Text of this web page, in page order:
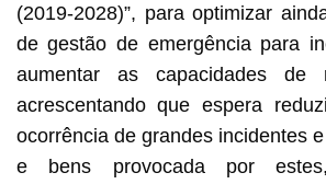
(2019-2028)”, para optimizar
de gestão de emergência para
aumentar as capacidades de
acrescentando que espera
ocorrência de grandes incidentes
e bens provocada por